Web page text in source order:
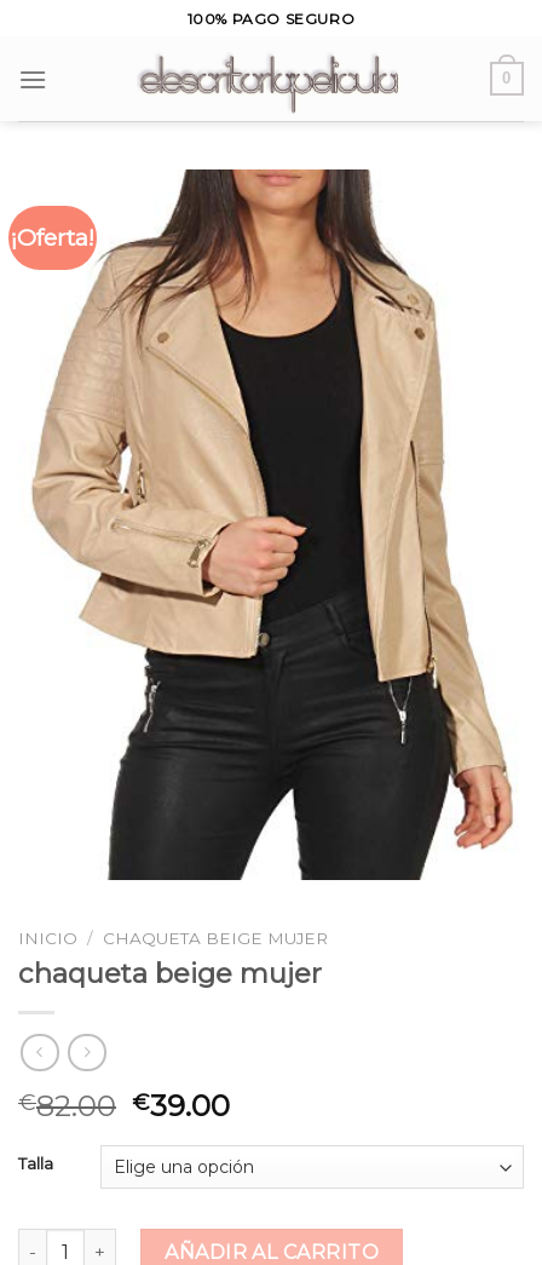
content
100% PAGO SEGURO
0
¡Oferta!
INICIO / CHAQUETA BEIGE MUJER
chaqueta beige mujer
€82.00 €39.00
Talla
chaqueta beige mujer cantidad
AÑADIR AL CARRITO